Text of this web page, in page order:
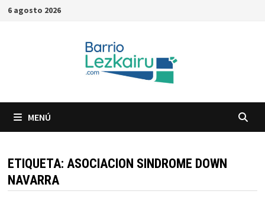
Saltar
6 agosto 2026
MENÚ
ETIQUETA: ASOCIACION SINDROME DOWN
NAVARRA